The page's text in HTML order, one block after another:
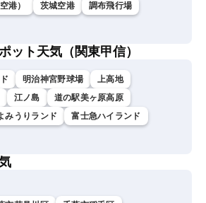
港）
茨城空港
調布飛行場
ット天気（関東甲信）
明治神宮野球場
上高地
江ノ島
道の駅美ヶ原高原
みうりランド
富士急ハイランド